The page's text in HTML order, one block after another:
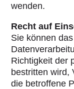
wenden.
Recht auf
Sie können
Richtigkeit der
bestritten wird,
die betroffene